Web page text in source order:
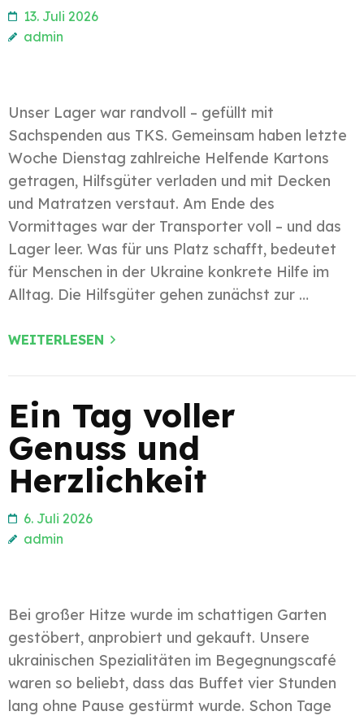
13. Juli 2026
admin
Unser Lager war randvoll – gefüllt mit
Sachspenden aus TKS. Gemeinsam haben letzte
Woche Dienstag zahlreiche Helfende Kartons
getragen, Hilfsgüter verladen und mit Decken
und Matratzen verstaut. Am Ende des
Vormittages war der Transporter voll – und das
Lager leer. Was für uns Platz schafft, bedeutet
für Menschen in der Ukraine konkrete Hilfe im
Alltag. Die Hilfsgüter gehen zunächst zur …
WEITERLESEN
Ein Tag voller
Genuss und
Herzlichkeit
6. Juli 2026
admin
Bei großer Hitze wurde im schattigen Garten
gestöbert, anprobiert und gekauft. Unsere
ukrainischen Spezialitäten im Begegnungscafé
waren so beliebt, dass das Buffet vier Stunden
lang ohne Pause gestürmt wurde. Schon Tage